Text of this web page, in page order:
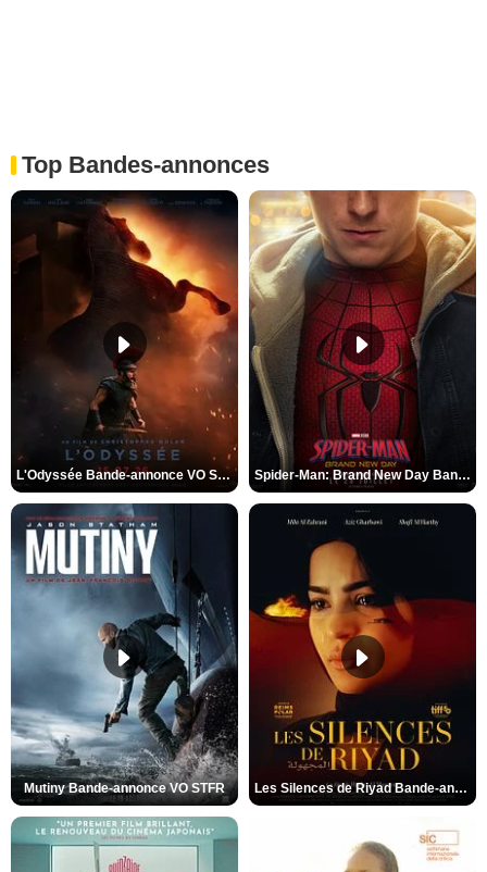
Top Bandes-annonces
L'Odyssée Bande-annonce VO STFR Spider-Man: Brand New Day Bande-annonce VO STFR
Mutiny Bande-annonce VO STFR Les Silences de Riyad Bande-annonce VO STFR